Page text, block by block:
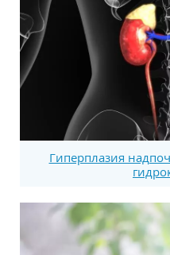
Гиперплазия